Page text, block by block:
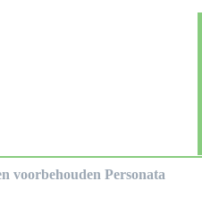
voorbehouden Personata